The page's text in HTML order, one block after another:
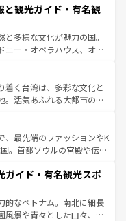
各地域で異なる魅力を楽
歴史を感じることができ
や列車の旅も、アメリカ
アメリカ
てほしい。
の観光地といえばオアフ
マウイ島やカウアイ島が
輝く海をはじめ、豊かな
アロハスピリット」と呼ば
ハワイアンミュージッ
すべてがハワイの魅力を彩
見と感動が待っているハ
と観光ガイド・有名観
多様な文化が魅力の国。
ニー・オペラハウス、オー
るウルル（エアーズロッ
林やケアンズの熱帯雨林な
、カフェやワイン、オージ
おり、サーフィンやダイ
トドア好きにはたまらな
力を存分に味わいつくそ
着く台湾は、多彩な文化と
。活気あふれる大都市の台
湾東部など、都市の喧騒
、訪れる人に新しい発見と
、奥深い台湾の食文化も魅
、バラエティ豊かな料理
、最先端のファッションやK
。首都ソウルの宮殿や伝統
の自然美を楽しむことが
絶品のストリートフード
っている。夜には、韓国な
きる。あたたかいホスピタ
ガイド・有名観光スポ
的なベトナム。南北に細長
風景や青々とした山々、世